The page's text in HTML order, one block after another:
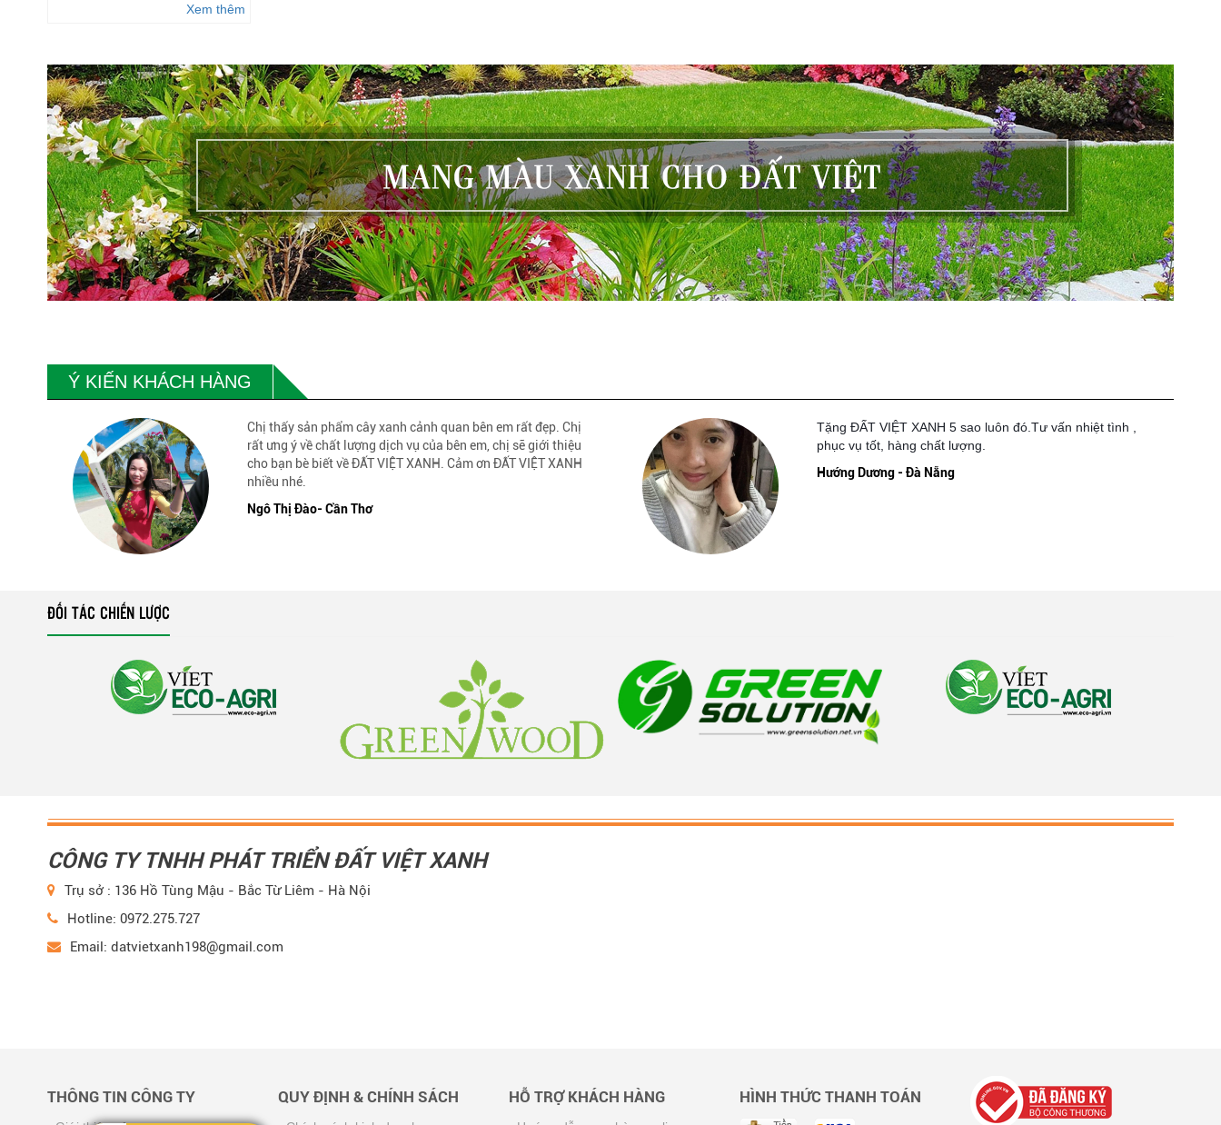
Xem thêm
Ý KIẾN KHÁCH HÀNG
Chị thấy sản phẩm cây xanh cảnh quan bên em rất đẹp. Chị
rất ưng ý về chất lượng dịch vụ của bên em, chị sẽ giới thiệu
cho bạn bè biết về ĐẤT VIỆT XANH. Cảm ơn ĐẤT VIỆT XANH
nhiều nhé.
Ngô Thị Đào- Cần Thơ
Tặng ĐẤT VIỆT XANH 5 sao luôn đó.Tư vấn nhiệt tình ,
phục vụ tốt, hàng chất lượng.
Hướng Dương - Đà Nẵng
ĐỐI TÁC CHIẾN LƯỢC
CÔNG TY TNHH PHÁT TRIỂN ĐẤT VIỆT XANH
Trụ sở : 136 Hồ Tùng Mậu - Bắc Từ Liêm - Hà Nội
Hotline: 0972.275.727
Email: datvietxanh198@gmail.com
THÔNG TIN CÔNG TY QUY ĐỊNH & CHÍNH SÁCH HỖ TRỢ KHÁCH HÀNG HÌNH THỨC THANH TOÁN